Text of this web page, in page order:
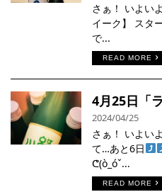
さぁ！ いよい
イーク】 スタ
で...
READ MORE
4月25日「
2024/04/25
さぁ！ いよい
て…あと6日
ᕦ(ò_óˇ...
READ MORE